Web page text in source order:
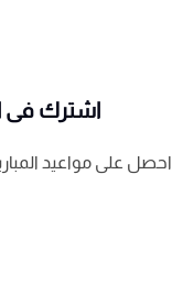
اشترك فى
احصل على مواعيد